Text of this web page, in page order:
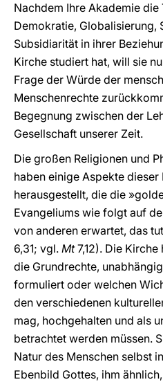
Nachdem Ihre Akademie die
Demokratie, Globalisierung,
Subsidiarität in ihrer
Kirche studiert hat, will sie
Frage der Würde der
Menschenrechte
Begegnung zwischen der
Gesellschaft unserer Zeit.
Die großen Religionen und
haben einige Aspekte
herausgestellt, die die
Evangeliums wie folgt auf
von anderen erwartet, das
6,31; vgl. Mt7,12). Die
die Grundrechte,
formuliert oder welchen
den verschiedenen
mag, hochgehalten und als
betrachtet werden müssen.
Natur des Menschen selbst
Ebenbild Gottes, ihm